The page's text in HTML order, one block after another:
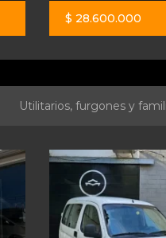
$ 28.600.000
Utilitarios, furgones y